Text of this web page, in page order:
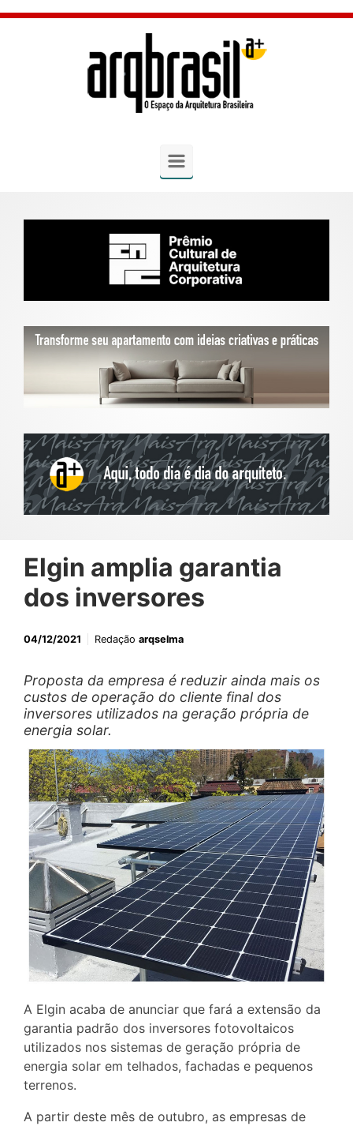
Skip to main content
Elgin amplia garantia
dos inversores
04/12/2021 Redação arqselma
Proposta da empresa é reduzir ainda mais os
custos de operação do cliente final dos
inversores utilizados na geração própria de
energia solar.
A Elgin acaba de anunciar que fará a extensão da
garantia padrão dos inversores fotovoltaicos
utilizados nos sistemas de geração própria de
energia solar em telhados, fachadas e pequenos
terrenos.
A partir deste mês de outubro, as empresas de